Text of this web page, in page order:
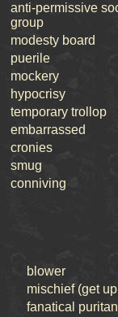
anti-permissive
group
modesty board
puerile
mockery
hypocrisy
temporary trollop
embarrassed
cronies
smug
conniving
blower
mischief (get
fanatical puritan